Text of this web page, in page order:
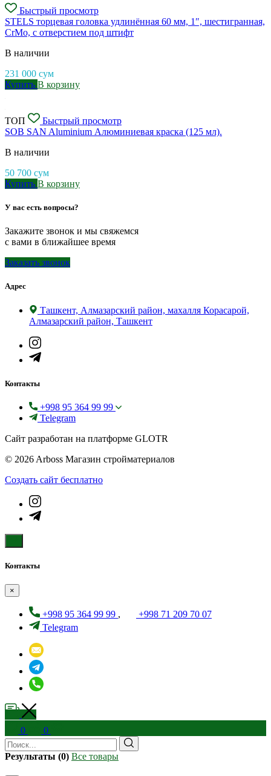
Быстрый просмотр
STELS торцевая головка удлинённая 60 мм, 1″, шестигранная,
CrMo, с отверстием под штифт
В наличии
231 000 сум
Купить В корзину
ТОП
Быстрый просмотр
SOB SAN Aluminium Алюминиевая краска (125 мл).
В наличии
50 700 сум
Купить В корзину
У вас есть вопросы?
Закажите звонок и мы свяжемся
с вами в ближайшее время
Заказать звонок
Адрес
Ташкент, Алмазарский район, махалля Корасарой,
Алмазарский район, Ташкент
Контакты
+998 95 364 99 99
Telegram
Сайт разработан на платформе GLOTR
© 2026 Arboss Магазин стройматериалов
Создать cайт бесплатно
Контакты
×
+998 95 364 99 99 ,
+998 71 209 70 07
Telegram
0 0
Результаты (0) Все товары